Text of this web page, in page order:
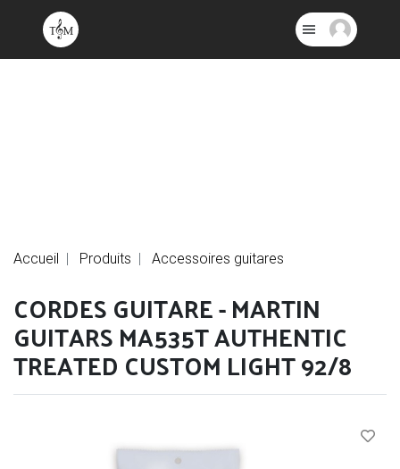
Accueil Produits Accessoires guitares
CORDES GUITARE - MARTIN
GUITARS MA535T AUTHENTIC
TREATED CUSTOM LIGHT 92/8